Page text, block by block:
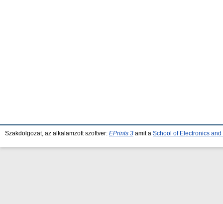
Szakdolgozat, az alkalamzott szoftver: EPrints 3 amit a School of Electronics